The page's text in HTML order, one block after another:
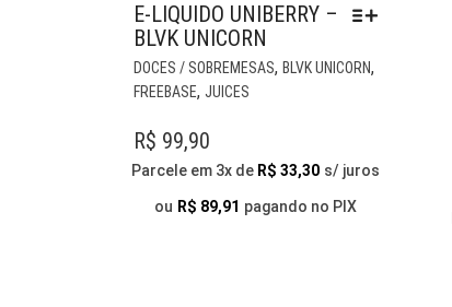
E-LIQUIDO UNIBERRY –
BLVK UNICORN
DOCES / SOBREMESAS, BLVK UNICORN,
FREEBASE, JUICES
AS
R$ 99,90
Parcele em 3x de R$ 33,30 s/ juros
ou R$ 89,91 pagando no PIX